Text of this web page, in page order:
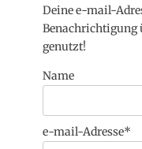
Deine e-mail-
Benachrichtigung
genutzt!
Name
e-mail-Adresse*